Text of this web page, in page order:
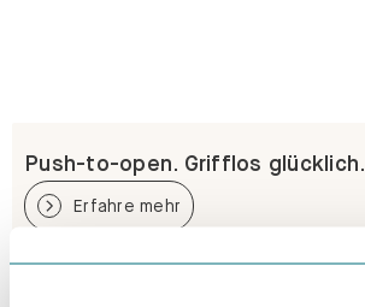
Push-to-open. Grifflos glücklich.
Erfahre mehr